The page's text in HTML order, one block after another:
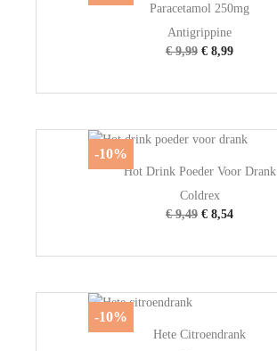
Paracetamol 250mg
Antigrippine
€ 9,99 € 8,99
Hot Drink Poeder Voor Drank
Coldrex
€ 9,49 € 8,54
-10%
Hete Citroendrank
-10%